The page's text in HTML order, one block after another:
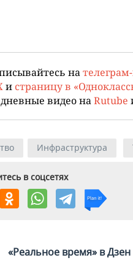
на
и страницу в
видео наRutube
Инфраструктура
в соцсетях
«Реальное время» в Дзен